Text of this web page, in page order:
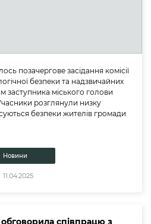
позачергове засідання комісії
безпеки та надзвичайних
заступника міського голови
розглянули низку
безпеки жителів громади
Новини
11.04.2025
співпрацю з